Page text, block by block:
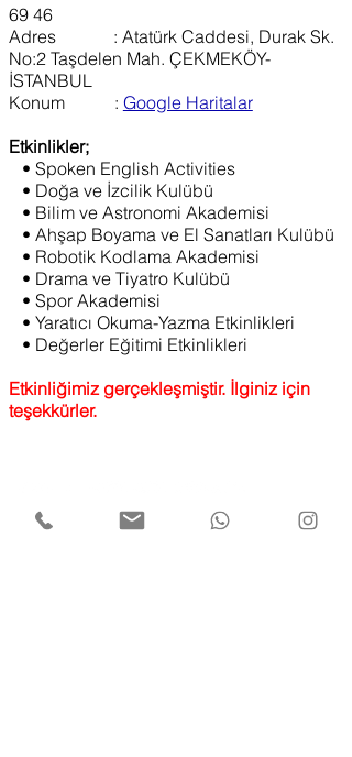
69 46
Adres : Atatürk Caddesi, Durak Sk.
No:2 Taşdelen Mah. ÇEKMEKÖY-
İSTANBUL
Konum
: Google Haritalar
Etkinlikler;
• Spoken English Activities
• Doğa ve İzcilik Kulübü
• Bilim ve Astronomi Akademisi
• Ahşap Boyama ve El Sanatları Kulübü
• Robotik Kodlama Akademisi
• Drama ve Tiyatro Kulübü
• Spor Akademisi
• Yaratıcı Okuma-Yazma Etkinlikleri
• Değerler Eğitimi Etkinlikleri
Etkinliğimiz gerçekleşmiştir. İlginiz için
teşekkürler.